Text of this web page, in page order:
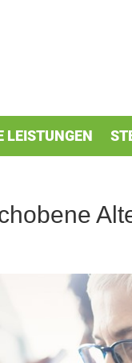
LEISTUNGEN